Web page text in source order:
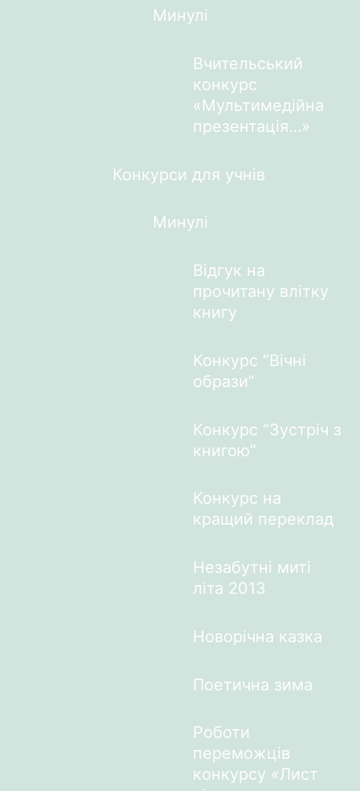
Минулі
Вчительський
конкурс
«Мультимедійна
презентація…»
Конкурси для учнів
Минулі
Відгук на
прочитану влітку
книгу
Конкурс “Вічні
образи”
Конкурс “Зустріч з
книгою”
Конкурс на
кращий переклад
Незабутні миті
літа 2013
Новорічна казка
Поетична зима
Роботи
переможців
конкурсу «Лист